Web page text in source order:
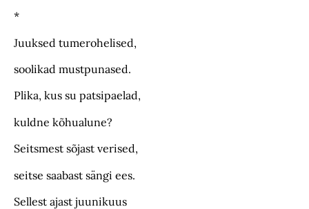
*
Juuksed tumerohelised,
soolikad mustpunased.
Plika, kus su patsipaelad,
kuldne kõhualune?
Seitsmest sõjast verised,
seitse saabast sängi ees.
Sellest ajast juunikuus